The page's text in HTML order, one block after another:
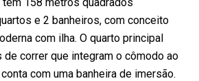
e 2 banheiros, com conceito
com ilha. O quarto principal
correr que integram o cômodo ao
com uma banheira de imersão.